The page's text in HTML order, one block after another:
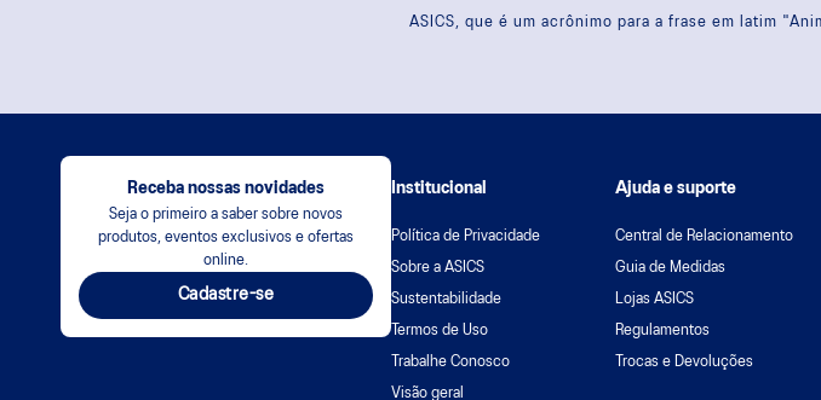
ASICS, que é um acrônimo para a frase em latim
Receba nossas novidades
Seja o primeiro a saber sobre novos
produtos, eventos exclusivos e ofertas
online.
Cadastre-se
Institucional
Política de Privacidade
Sobre a ASICS
Sustentabilidade
Termos de Uso
Trabalhe Conosco
Visão geral
Ajuda e suporte
Central de Relacionamento
Guia de Medidas
Lojas ASICS
Regulamentos
Trocas e Devoluções